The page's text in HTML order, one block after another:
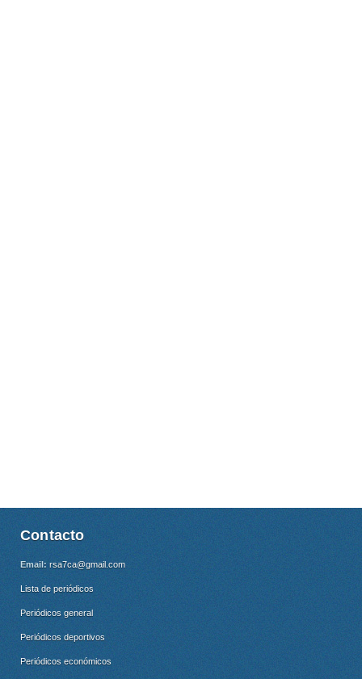
Contacto
Email: rsa7ca@gmail.com
Lista de periódicos
Periódicos general
Periódicos deportivos
Periódicos económicos